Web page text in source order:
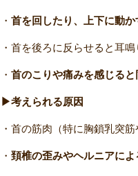
・ 首を回したり、上下に動か
・首を後ろに反らせると耳
・ 首のこりや痛みを感じると
▶考えられる原因
・首の筋肉（特に胸鎖乳突
・ 頚椎の歪みやヘルニアによ